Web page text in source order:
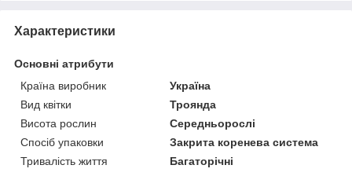
Характеристики
Основні атрибути
Країна виробник
Україна
Вид квітки
Троянда
Висота рослин
Середньорослі
Спосіб упаковки
Закрита коренева система
Тривалість життя
Багаторічні